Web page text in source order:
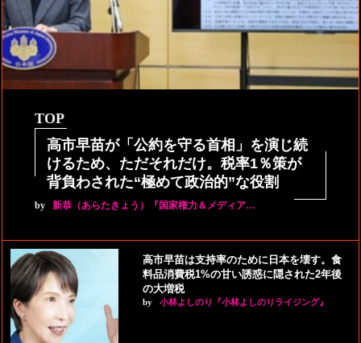
TOP
高市早苗が「公約を守る首相」を演じ続
けるため、ただそれだけ。税率1％策が
背負わされた“極めて政治的”な役割
by 新恭（あらたきょう）『国家権力＆メディア…
高市早苗は支持率のために日本を壊す。食
料品消費税1%の甘い誘惑に隠された2年後
の大増税
by 小林よしのり『小林よしのりライジング』